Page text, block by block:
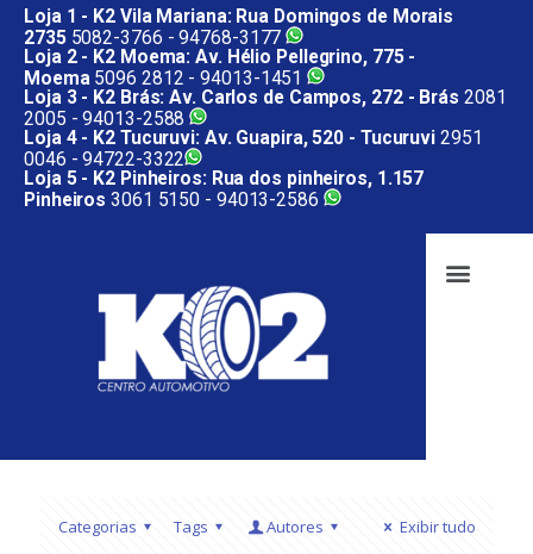
Loja 1 - K2 Vila Mariana: Rua Domingos de Morais
27355082-3766 -94768-3177
Loja 2 - K2 Moema: Av. Hélio Pellegrino, 775 -
Moema5096 2812 -94013-1451
Loja 3 - K2 Brás: Av. Carlos de Campos, 272 - Brás 2081
2005 -94013-2588
Loja 4 - K2 Tucuruvi: Av. Guapira, 520 - Tucuruvi 2951
0046 -94722-3322
Loja 5 - K2 Pinheiros: Rua dos pinheiros, 1.157
Pinheiros 3061 5150 - 94013-2586
Categorias Tags Autores Exibir tudo